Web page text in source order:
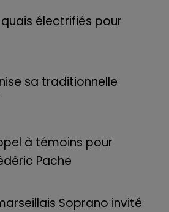
électrifiés pour
sa traditionnelle
à témoins pour
Pache
Soprano invité